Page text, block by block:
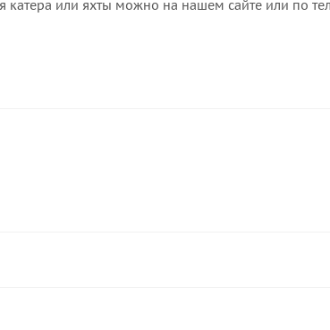
катера или яхты можно на нашем сайте или по